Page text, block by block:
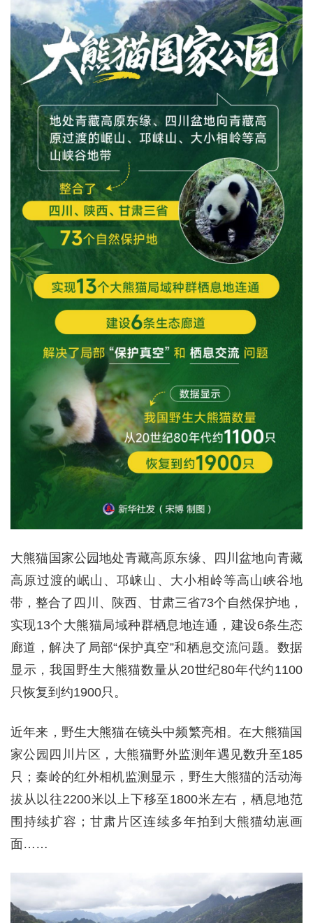
大熊猫国家公园地处青藏高原东缘、四川盆地向青藏
高原过渡的岷山、邛崃山、大小相岭等高山峡谷地
带，整合了四川、陕西、甘肃三省73个自然保护地，
实现13个大熊猫局域种群栖息地连通，建设6条生态
廊道，解决了局部“保护真空”和栖息交流问题。数据
显示，我国野生大熊猫数量从20世纪80年代约1100
只恢复到约1900只。
近年来，野生大熊猫在镜头中频繁亮相。在大熊猫国
家公园四川片区，大熊猫野外监测年遇见数升至185
只；秦岭的红外相机监测显示，野生大熊猫的活动海
拔从以往2200米以上下移至1800米左右，栖息地范
围持续扩容；甘肃片区连续多年拍到大熊猫幼崽画
面……